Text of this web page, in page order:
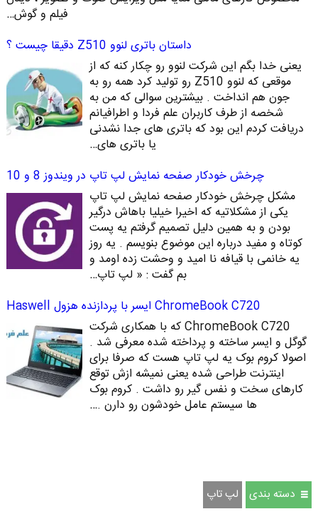
فیلم و گوش…
داستان باتری لنوو Z510 دقیقا چیست ؟
یعنی خدا بگم این شرکت لنوو رو چکار کنه که از
موقعی که لنوو Z510 رو تولید کرد همه رو به
جون هم انداخت . بیشترین سوالی که من به
شخصه از طرف کاربران علم فردا و اطرافیانم
دریافت کردم این بود که باتری های جدا نشدنی
یا باتری های…
چرخش خودکار صفحه نمایش لپ تاپ در ویندوز 8 و 10
مشکل چرخش خودکار صفحه نمایش لپ تاپ
یکی از مشکلاتیه که اخیرا خیلیا باهاش درگیر
بودن و به همین دلیل تصمیم گرفتم یه پست
کوتاه و مفید درباره این موضوع بنویسم . یه روز
یه خانمی با قیافه نا امید و وحشت زده اومد و
بم گفت : « لپ تاپ…
ChromeBook C720 ایسر با پردازنده هزول Haswell
ChromeBook C720 که با همکاری شرکت
گوگل و ایسر ساخته و پرداخته شده معرفی شد .
اصولا کروم بوک یه لپ تاپ هست که صرفا برای
اینترنت طراحی شده یعنی نمیشه ازش توقع
کارهای سخت و نفس گیر رو داشت . کروم بوک
ها سیستم عامل خودشون رو دارن .…
دسته بندی لپ تاپ